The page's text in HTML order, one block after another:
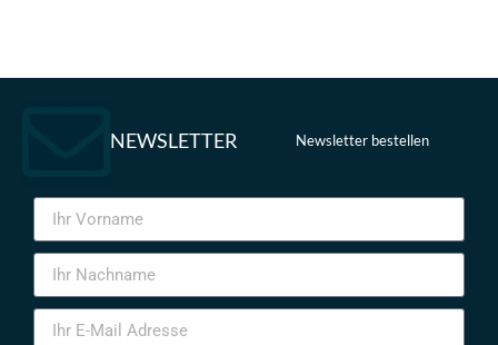
NEWSLETTER Newsletter bestellen